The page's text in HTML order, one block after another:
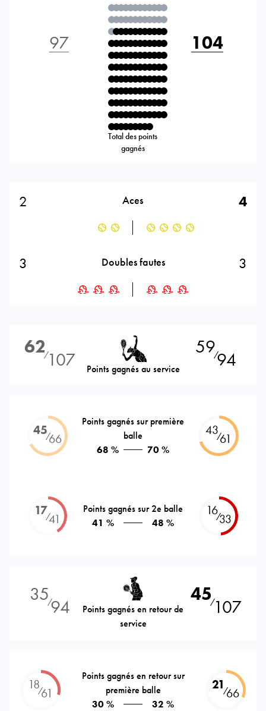
97
Total des points
gagnés
104
2 Aces 4
3 Doubles fautes 3
62⁄107 Points gagnés au service
59⁄94
45⁄66
Points gagnés sur première
balle
68 %
70 %
43⁄61
17⁄41
Points gagnés sur 2e balle
41 %
48 %
16⁄33
35⁄94
Points gagnés en retour de
service
45⁄107
18⁄61
Points gagnés en retour sur
première balle
30 %
32 %
21⁄66